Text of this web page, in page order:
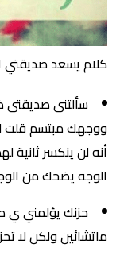
كلام يسعد صديقتي
سألتنى صديقتى
ووجهك مبتسم قلت
أنه لن ينكسر ثانية
الوجه يضحك من
حزنك يؤلمني
ماتشائين ولكن لا